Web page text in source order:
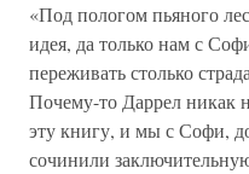
«Под пологом пьяного
идея, да только нам с
переживать столько
Почему-то Даррел никак
эту книгу, и мы с Софи,
сочинили